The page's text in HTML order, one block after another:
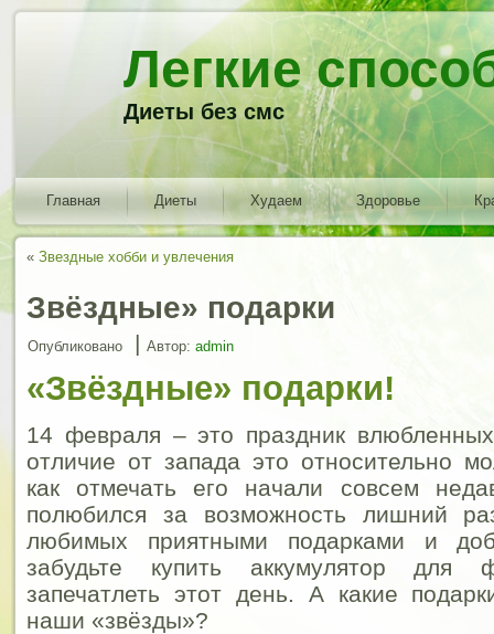
Легкие
Диеты без смс
Главная Диеты Худаем Здоровье
« Звездные хобби и увлечения
Звёздные» подарки
Опубликовано | Автор: admin
«Звёздные» подарки!
14 февраля – это праздник
отличие от запада это относительно
как отмечать его начали совсем
полюбился за возможность лишний
любимых приятными подарками и
забудьте купить аккумулятор для
запечатлеть этот день. А какие
наши «звёзды»?